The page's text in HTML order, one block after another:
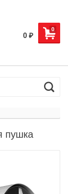
0
0 ₽
пушка